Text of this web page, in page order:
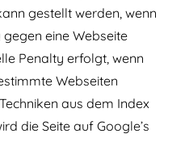
gestellt werden, wenn
eine Webseite
Penalty erfolgt, wenn
Webseiten
aus dem Index
die Seite auf Google’s